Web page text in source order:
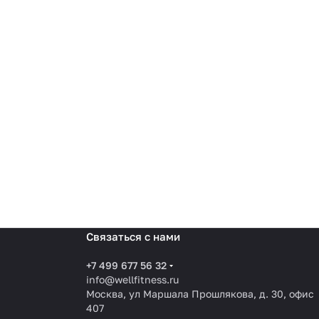
Связаться с нами
+7 499 677 56 32
info@wellfitness.ru
Москва, ул Маршала Прошлякова, д. 30, офис
407